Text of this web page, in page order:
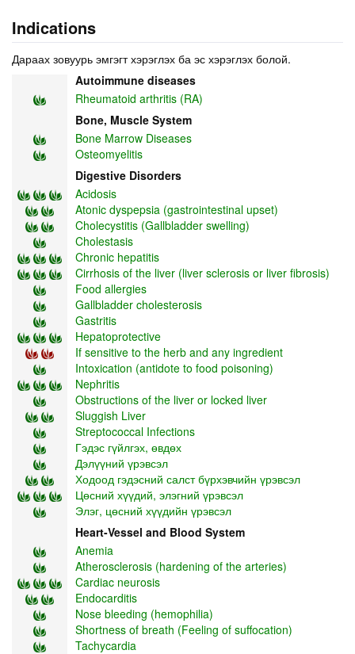
Indications
Дараах зовуурь эмгэгт хэрэглэх ба эс хэрэглэх болой.
Autoimmune diseases
Rheumatoid arthritis (RA)
Bone, Muscle System
Bone Marrow Diseases
Osteomyelitis
Digestive Disorders
Acidosis
Atonic dyspepsia (gastrointestinal upset)
Cholecystitis (Gallbladder swelling)
Cholestasis
Chronic hepatitis
Cirrhosis of the liver (liver sclerosis or liver fibrosis)
Food allergies
Gallbladder cholesterosis
Gastritis
Hepatoprotective
If sensitive to the herb and any ingredient
Intoxication (antidote to food poisoning)
Nephritis
Obstructions of the liver or locked liver
Sluggish Liver
Streptococcal Infections
Гэдэс гүйлгэх, өвдөх
Дэлүүний үрэвсэл
Ходоод гэдэсний салст бүрхэвчийн үрэвсэл
Цөсний хүүдий, элэгний үрэвсэл
Элэг, цөсний хүүдийн үрэвсэл
Heart-Vessel and Blood System
Anemia
Atherosclerosis (hardening of the arteries)
Cardiac neurosis
Endocarditis
Nose bleeding (hemophilia)
Shortness of breath (Feeling of suffocation)
Tachycardia